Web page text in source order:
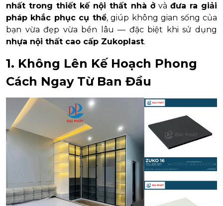
nhất trong thiết kế nội thất nhà ởvà đưa ra giải
pháp khắc phục cụ thể, giúp không gian sống của
bạn vừa đẹp vừa bền lâu — đặc biệt khi sử dụng
nhựa nội thất cao cấp Zukoplast.
1. Không Lên Kế Hoạch Phong
Cách Ngay Từ Ban Đầu